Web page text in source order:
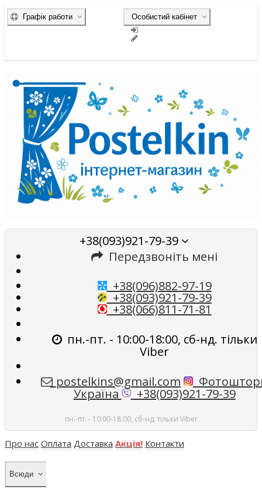
Особистий кабінет
Графік работи
+38(093)921-79-39
Передзвоніть мені
+38(096)882-97-19
+38(093)921-79-39
+38(066)811-71-81
пн.-пт. - 10:00-18:00, сб-нд. тільки
Viber
postelkins@gmail.com
Україна +38(093)921-79-39
пн.-пт. - 10:00-18:00, сб-нд. тільки Viber
Про нас Оплата Доставка Акція! Контакти
Всюди